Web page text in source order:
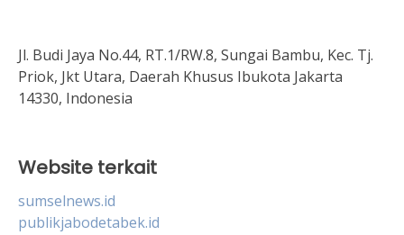
Jl. Budi Jaya No.44, RT.1/RW.8, Sungai Bambu, Kec. Tj.
Priok, Jkt Utara, Daerah Khusus Ibukota Jakarta
14330, Indonesia
Website terkait
sumselnews.id
publikjabodetabek.id